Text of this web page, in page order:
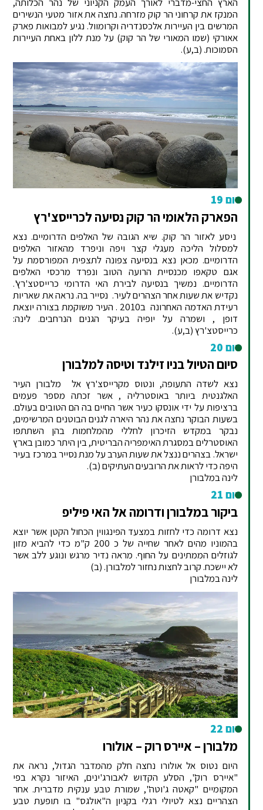
המנקז את קרחוני הר קוק מזרחה. נחצה את אזור מטעי הנשירים
המרשים בין העיירות אלכסנדריה וקרומוול. נגיע למבואות פארק
אאורקי (שמו המאורי של הר קוק) על מנת ללון באחת העיירות
הסמוכות.(ב,ע).
יום 19
הפארק הלאומי הר קוק נסיעה לכרייסצ'רץ
ניסע לאזור הר קוק. שיא הגובה של האלפים הדרומיים. נצא
למסלול הליכה מעגלי קצר ויפה וניפרד מהאזור האלפים
הדרומיים. מכאן נצא בנסיעה צפונה לתצפית המפורסמת על
אגם טקאפו מכנסיית הרועה הטוב ונפרד מרכסי האלפים
הדרומיים. נמשיך בנסיעה לבירת האי הדרומי כרייסטצ'רץ'.
נקדיש את שעות אחר הצהרים לעיר. נסייר בה. נראה את שאריות
רעידת האדמה האחרונה ב2010 . העיר משוקמת בצורה יוצאת
דופן , ושמרה על יופיה בעיקר הגנים הנרחבים. לינה:
כרייסטצ'רץ (ב,ע).
יום 20
סיום הטיול בניו זילנד וטיסה למלבורן
נצא לשדה התעופה, ונטוס מקרייסצ'רץ אל מלבורן העיר
האלגנטית ביותר באוסטרליה , אשר זכתה מספר פעמים
ברציפות על ידי אונסקו כעיר אשר החיים בה הם הטובים בעולם.
בשעות הבוקר נחצה את נהר היארה לגנים הבוטנים המרשימים,
נבקר במקדש הזיכרון לחללי מהמלחמות בהן השתתפו
האוסטרלים במסגרת האימפריה הבריטית, בין היתר כמובן בארץ
ישראל. בצהרים ננצל את שעות הערב על מנת נסייר במרכז בעיר
היפה כדי לראות את הרובעים העתיקים (ב).
לינה במלבורן
יום 21
ביקור במלבורן ודרומה אל האי פיליפ
נצא דרומה כדי לחזות במצעד הפינגווין הכחול הקטן אשר יוצא
בהמוניו מהים לאחר שחייה של כ 200 ק"מ כדי להביא מזון
לגוזלים הממתינים על החוף. מראה נדיר מרגש ונוגע ללב אשר
לא יישכח. קרוב לחצות נחזור למלבורן. (ב)
לינה במלבורן
יום 22
מלבורן – איירס רוק – אולורו
היום נטוס אל אולורו נחצה חלק מהמדבר הגדול, נראה את
"איירס רוק", הסלע הקדוש לאבורג'ינים, האיזור נקרא בפי
המקומיים "קאטה ג'וטה", שמורת טבע ענקית מדברית. אחר
הצהריים נצא לטיולי רגלי בקניון ה"אולגס" בו תופעת טבע